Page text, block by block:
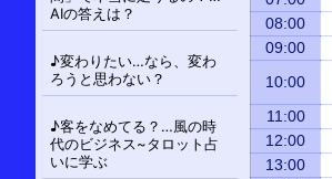
08:00
09:00
10:00
11:00
12:00
13:00
AIの答えは？
♪変わりたい…なら、変わ
ろうと思わない？
♪客をなめてる？…風の時
代のビジネス~タロット占
いに学ぶ